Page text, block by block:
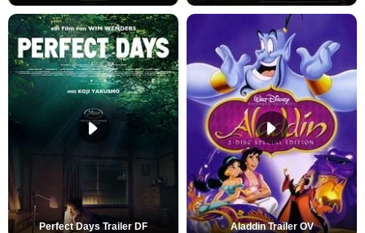
Perfect Days Trailer DF Aladdin Trailer OV